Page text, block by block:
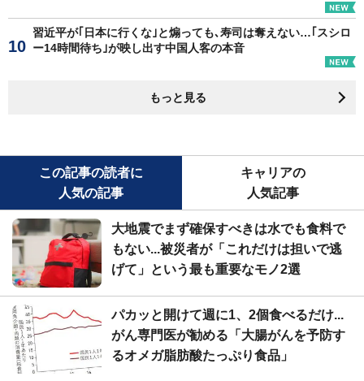
習近平が｢日本に行くな｣と煽っても､寿司は奪えない…｢スシロ
ー14時間待ち｣が映し出す中国人客の本音
もっと見る
この記事の読者に
人気の記事
キャリアの
人気記事
大地震でまず確保すべきは水でも食料で
もない...被災者が「これだけは担いで逃
げて」という最も重要なモノ2選
パカッと開けて週に1、2個食べるだけ...
がん専門医が勧める「大腸がんを予防す
るオメガ脂肪酸たっぷり食品」